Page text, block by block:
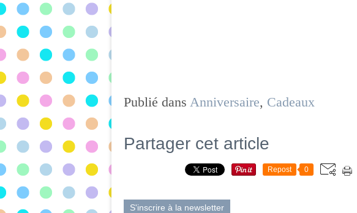
Publié dans Anniversaire, Cadeaux
Partager cet article
Repost 0
S'inscrire à la newsletter